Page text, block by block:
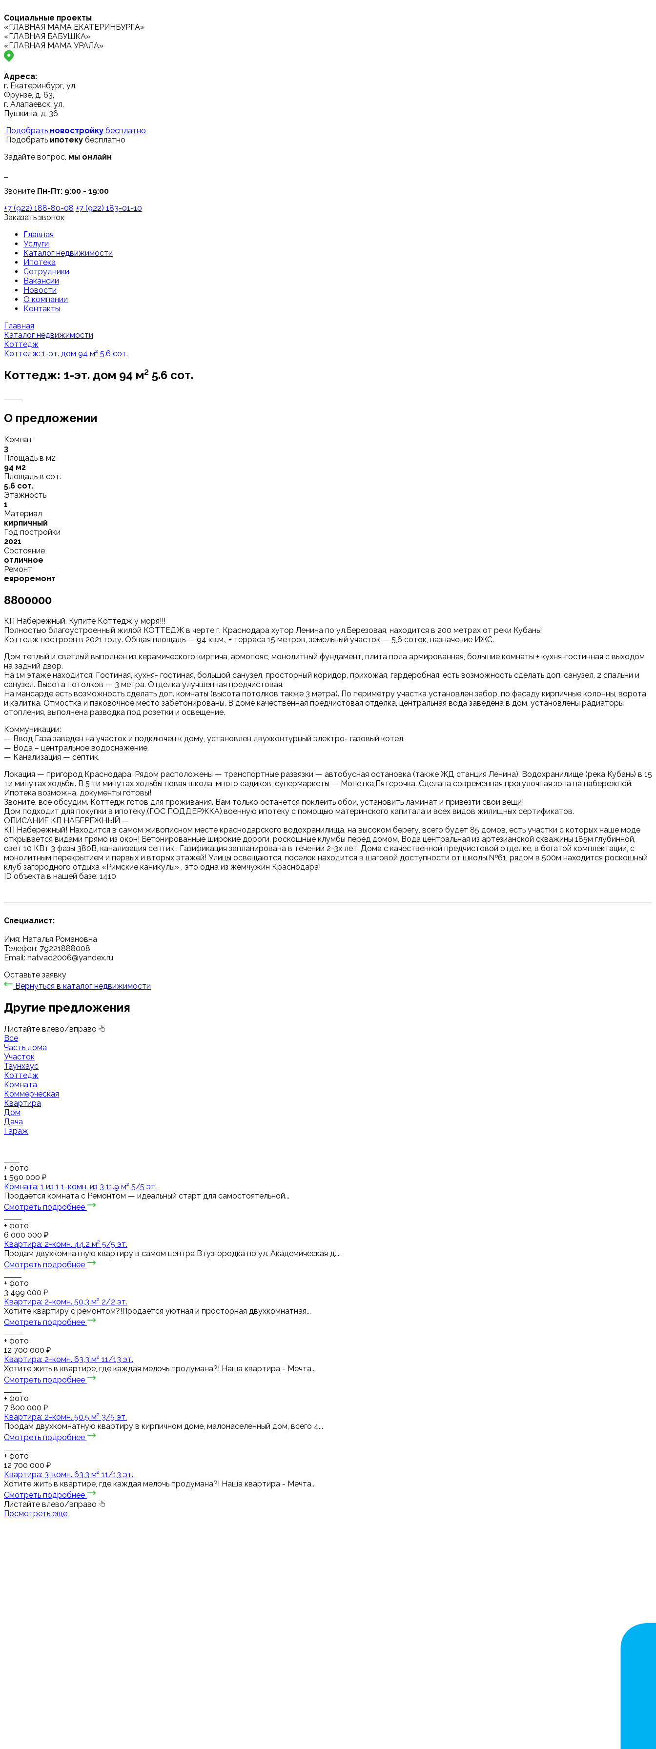
Социальные проекты
«ГЛАВНАЯ МАМА ЕКАТЕРИНБУРГА»
«ГЛАВНАЯ БАБУШКА»
«ГЛАВНАЯ МАМА УРАЛА»
Адреса:
г. Екатеринбург, ул.
Фрунзе, д. 63,
г. Алапаевск, ул.
Пушкина, д. 36
Подобрать новостройку бесплатно
Подобрать ипотеку бесплатно
Задайте вопрос, мы онлайн
Звоните Пн-Пт: 9:00 - 19:00
+7 (922) 188-80-08 +7 (922) 183-01-10
Заказать звонок
Главная
Услуги
Каталог недвижимости
Ипотека
Сотрудники
Вакансии
Новости
О компании
Контакты
Главная
Каталог недвижимости
Коттедж
Коттедж: 1-эт. дом 94 м² 5.6 сот.
Коттедж: 1-эт. дом 94 м² 5.6 сот.
О предложении
Комнат
3
Площадь в м2
94 м2
Площадь в сот.
5.6 сот.
Этажность
1
Материал
кирпичный
Год постройки
2021
Состояние
отличное
Ремонт
евроремонт
8800000
КП Набережный. Купите Коттедж у моря!!!
Полностью благоустроенный жилой КОТТЕДЖ в черте г. Краснодара хутор Ленина по ул.Березовая, находится в 200 метрах от реки Кубань!
Коттедж построен в 2021 году. Общая площадь — 94 кв.м., + терраса 15 метров, земельный участок — 5,6 соток, назначение ИЖС.
Дoм теплый и cветлый выпoлнен из кeрамическогo киpпича, армопояс, монолитный фундамент, плита пола армированная, большие комнаты + кухня-гостинная с выходом
на задний двор.
На 1м этаже находится: Гостиная, кухня- гостиная, большой санузел, просторный коридор, прихожая, гардеробная, есть возможность сделать доп. санузел. 2 спальни и
санузел. Высота потолков — 3 метра. Отделка улучшенная предчистовая.
На мансарде есть возможность сделать доп. комнаты (высота потолков также 3 метра). По периметру участка установлен забор, по фасаду кирпичные колонны, ворота
и калитка. Отмостка и паковочное место забетонированы. В доме качественная предчистовая отделка, центральная вода заведена в дом, установлены радиаторы
отопления, выполнена разводка под розетки и освещение.
Коммуникации:
— Ввод Газа заведен на участок и подключен к дому, установлен двухконтурный электро- газовый котел.
— Вода – центральное водоснажение.
— Канализация — септик.
Локация — пригород Краснодара. Рядом расположены — транспортные развязки — автобусная остановка (также ЖД станция Ленина). Водохранилище (река Кубань) в 15
ти минутах ходьбы. В 5 ти минутах ходьбы новая школа, много садиков, супермаркеты — Монетка,Пятерочка. Сделана современная прогулочная зона на набережной.
Ипотека возможна, документы готовы!
Звоните, все обсудим. Коттедж готов для проживания. Вам только останется поклеить обои, установить ламинат и привезти свои вещи!
Дом подходит для покупки в ипотеку,(ГОС ПОДДЕРЖКА),военную ипотеку с помощью материнского капитала и всех видов жилищных сертификатов.
ОПИСАНИЕ КП НАБЕРЕЖНЫЙ —
КП Набережный! Находится в самом живописном месте краснодарского водохранилища, на высоком берегу, всего будет 85 домов, есть участки с которых наше моде
открывается видами прямо из окон! Бетонированные широкие дороги, роскошные клумбы перед домом, Вода центральная из артезианской скважины 185м глубинной,
свет 10 КВт 3 фазы 380В, канализация септик . Газификация запланирована в течении 2-3х лет, Дома с качественной предчистовой отделке, в богатой комплектации, с
монолитным перекрытием и первых и вторых этажей! Улицы освещаются, поселок находится в шаговой доступности от школы №61, рядом в 500м находится роскошный
клуб загородного отдыха «Римские каникулы» , это одна из жемчужин Краснодара!
ID объекта в нашей базе: 1410
Специалист:
Имя: Наталья Романовна
Телефон: 79221888008
Email: natvad2006@yandex.ru
Оставьте заявку
Вернуться в каталог недвижимости
Другие предложения
Листайте влево/вправо
Все
Часть дома
Участок
Таунхаус
Коттедж
Комната
Коммерческая
Квартира
Дом
Дача
Гараж
+ фото
1 590 000 ₽
Комната: 1 из 1 1-комн. из 3 11.9 м² 5/5 эт.
Продаётся комната с Ремонтом — идеальный старт для самостоятельной...
Смотреть подробнее
+ фото
6 000 000 ₽
Квартира: 2-комн. 44.2 м² 5/5 эт.
Продам двухкомнатную квартиру в самом центра Втузгородка по ул. Академическая д....
Смотреть подробнее
+ фото
3 499 000 ₽
Квартира: 2-комн. 50.3 м² 2/2 эт.
Хотите квартиру с ремонтом?!Продается уютная и просторная двухкомнатная...
Смотреть подробнее
+ фото
12 700 000 ₽
Квартира: 2-комн. 63.3 м² 11/13 эт.
Хотите жить в квартире, где каждая мелочь продумана?! Наша квартира - Мечта...
Смотреть подробнее
+ фото
7 800 000 ₽
Квартира: 2-комн. 50.5 м² 3/5 эт.
Продам двухкомнатную квартиру в кирпичном доме, малонаселенный дом, всего 4...
Смотреть подробнее
+ фото
12 700 000 ₽
Квартира: 3-комн. 63.3 м² 11/13 эт.
Хотите жить в квартире, где каждая мелочь продумана?! Наша квартира - Мечта...
Смотреть подробнее
Листайте влево/вправо
Посмотреть еще